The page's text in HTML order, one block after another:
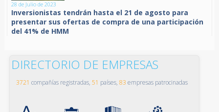
28 de Julio de 2023
Inversionistas tendrán hasta el 21 de agosto para
presentar sus ofertas de compra de una participación
del 41% de HMM
DIRECTORIO DE EMPRESAS
3721 compañías registradas, 51 países, 83 empresas patrocinadas